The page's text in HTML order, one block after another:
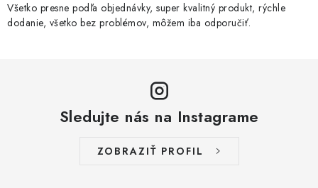
Všetko presne podľa objednávky, super kvalitný produkt, rýchle
dodanie, všetko bez problémov, môžem iba odporučiť.
Sledujte nás na Instagrame
ZOBRAZIŤ PROFIL